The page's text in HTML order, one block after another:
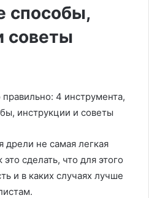
способы,
советы
дрели не самая легкая
сделать, что для этого
и в каких случаях лучше